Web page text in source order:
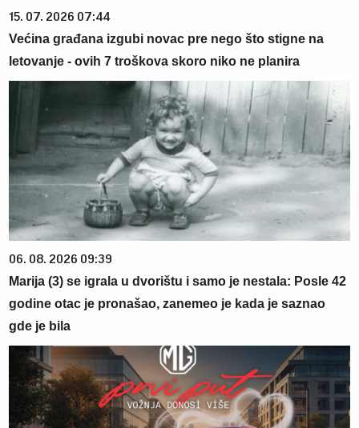
15. 07. 2026 07:44
Većina građana izgubi novac pre nego što stigne na
letovanje - ovih 7 troškova skoro niko ne planira
06. 08. 2026 09:39
Marija (3) se igrala u dvorištu i samo je nestala: Posle 42
godine otac je pronašao, zanemeo je kada je saznao
gde je bila